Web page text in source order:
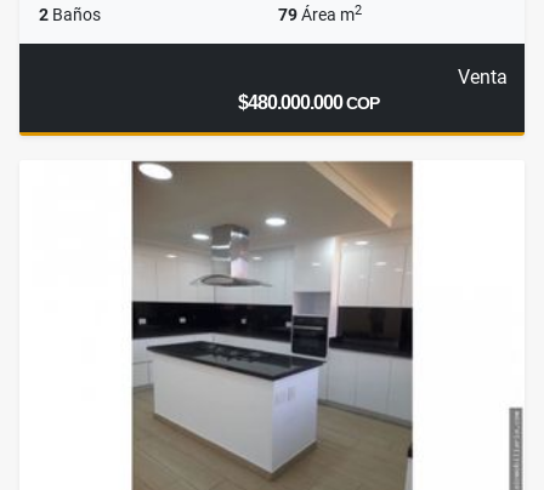
2 Baños 79Área m2
Venta
$480.000.000COP